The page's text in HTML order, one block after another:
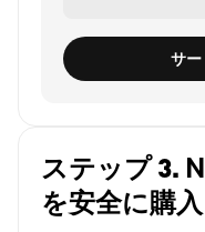
サー
ステップ 3.
を安全に購